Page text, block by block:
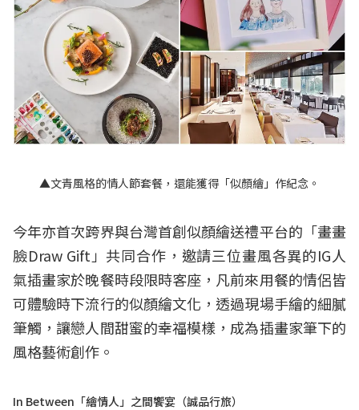
▲文青風格的情人節套餐，還能獲得「似顏繪」作紀念。
今年亦首次跨界與台灣首創似顏繪送禮平台的「畫畫
臉Draw Gift」共同合作，邀請三位畫風各異的IG人
氣插畫家於晚餐時段限時客座，凡前來用餐的情侶皆
可體驗時下流行的似顏繪文化，透過現場手繪的細膩
筆觸，讓戀人間甜蜜的幸福模樣，成為插畫家筆下的
風格藝術創作。
In Between「繪情人」之間饗宴（誠品行旅）